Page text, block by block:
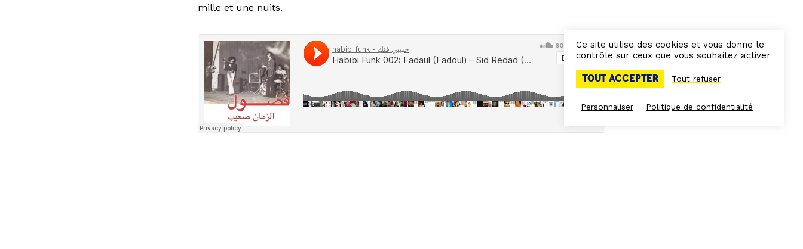
mille et une nuits.
Ce site utilise des cookies et vous donne le
contrôle sur ceux que vous souhaitez activer
TOUT ACCEPTER Tout refuser
Personnaliser Politique de confidentialité